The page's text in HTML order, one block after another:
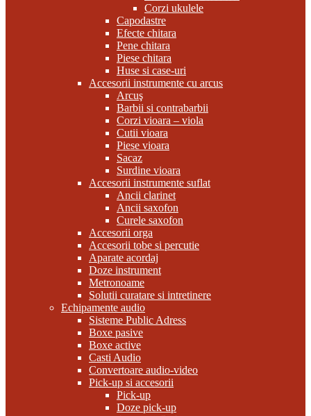
Corzi ukulele
Capodastre
Efecte chitara
Pene chitara
Piese chitara
Huse si case-uri
Accesorii instrumente cu arcus
Arcuş
Barbii si contrabarbii
Corzi vioara – viola
Cutii vioara
Piese vioara
Sacaz
Surdine vioara
Accesorii instrumente suflat
Ancii clarinet
Ancii saxofon
Curele saxofon
Accesorii orga
Accesorii tobe si percutie
Aparate acordaj
Doze instrument
Metronoame
Solutii curatare si intretinere
Echipamente audio
Sisteme Public Adress
Boxe pasive
Boxe active
Casti Audio
Convertoare audio-video
Pick-up si accesorii
Pick-up
Doze pick-up